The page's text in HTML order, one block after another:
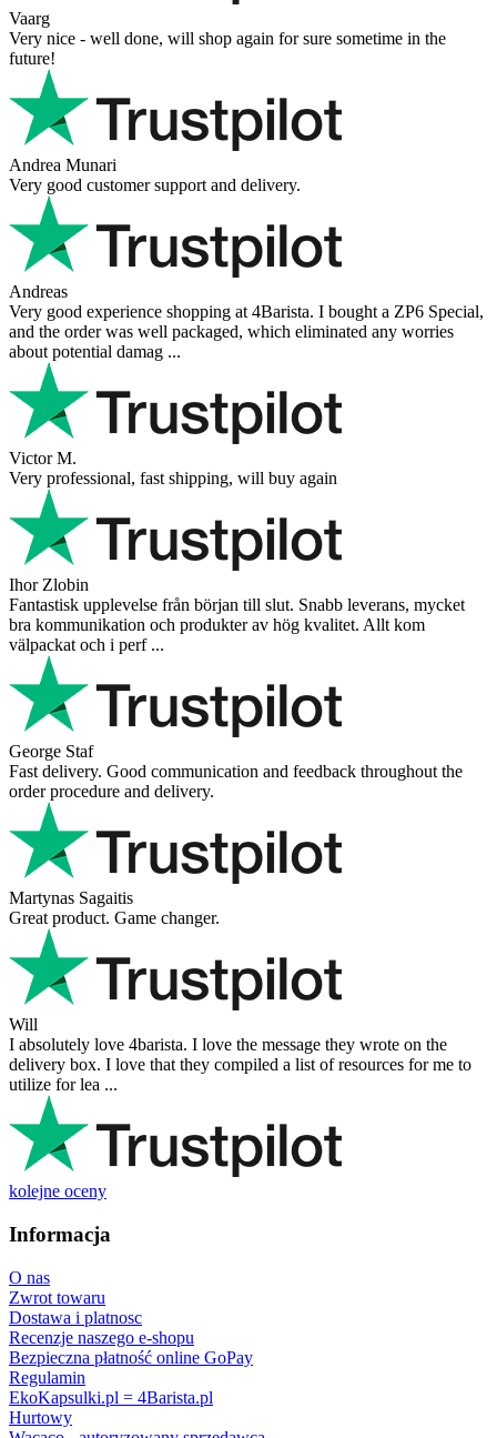
Vaarg
Very nice - well done, will shop again for sure sometime in the
future!
Andrea Munari
Very good customer support and delivery.
Andreas
Very good experience shopping at 4Barista. I bought a ZP6 Special,
and the order was well packaged, which eliminated any worries
about potential damag ...
Victor M.
Very professional, fast shipping, will buy again
Ihor Zlobin
Fantastisk upplevelse från början till slut. Snabb leverans, mycket
bra kommunikation och produkter av hög kvalitet. Allt kom
välpackat och i perf ...
George Staf
Fast delivery. Good communication and feedback throughout the
order procedure and delivery.
Martynas Sagaitis
Great product. Game changer.
Will
I absolutely love 4barista. I love the message they wrote on the
delivery box. I love that they compiled a list of resources for me to
utilize for lea ...
kolejne oceny
Informacja
O nas
Zwrot towaru
Dostawa i platnosc
Recenzje naszego e-shopu
Bezpieczna płatność online GoPay
Regulamin
EkoKapsulki.pl = 4Barista.pl
Hurtowy